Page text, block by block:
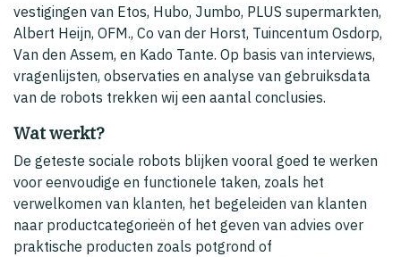
vestigingen van Etos, Hubo, Jumbo, PLUS supermarkten,
Albert Heijn, OFM., Co van der Horst, Tuincentum Osdorp,
Van den Assem, en Kado Tante. Op basis van interviews,
vragenlijsten, observaties en analyse van gebruiksdata
van de robots trekken wij een aantal conclusies.
Wat werkt?
De geteste sociale robots blijken vooral goed te werken
voor eenvoudige en functionele taken, zoals het
verwelkomen van klanten, het begeleiden van klanten
naar productcategorieën of het geven van advies over
praktische producten zoals potgrond of